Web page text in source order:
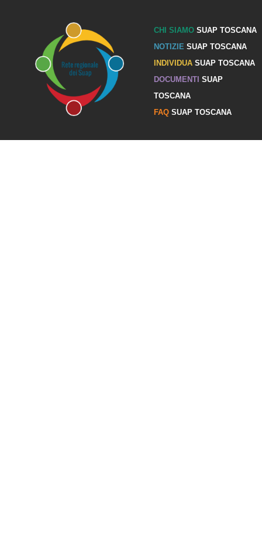
CHI SIAMOSUAP TOSCANA
NOTIZIE SUAP TOSCANA
INDIVIDUASUAP TOSCANA
DOCUMENTI SUAP
TOSCANA
FAQSUAP TOSCANA